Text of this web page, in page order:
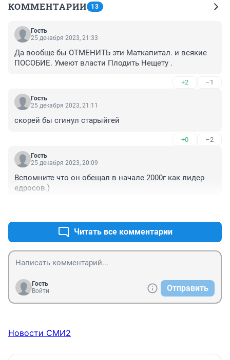
КОММЕНТАРИИ 13
Гость
25 декабря 2023, 21:33
Да вообще бы ОТМЕНИТЬ эти Маткапитал. и всякие
ПОСОБИЕ. Умеют власти Плодить Нещету .
+2 –1
Гость
25 декабря 2023, 21:11
скорей бы сгинул старыйгей
+0 –2
Гость
25 декабря 2023, 20:09
Вспомните что он обещал в начале 2000г как лидер
едросов.)
Читать все комментарии
Гость
Войти
Отправить
Новости СМИ2